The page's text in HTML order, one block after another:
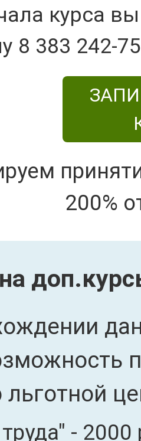
курса
8 383 242-
200%
- 2000